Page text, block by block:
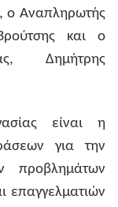
ο Αναπληρωτής
και ο
Δημήτρης
είναι η
για την
προβλημάτων
επαγγελματιών